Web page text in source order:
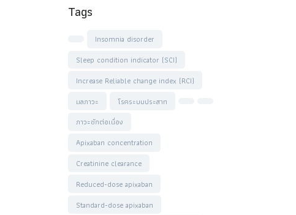
Tags
Insomnia disorder
Sleep condition indicator (SCI)
Increase Reliable change index (RCI)
มลภาวะ
โรคระบบประสาท
ภาวะชักต่อเนื่อง
Apixaban concentration
Creatinine clearance
Reduced-dose apixaban
Standard-dose apixaban